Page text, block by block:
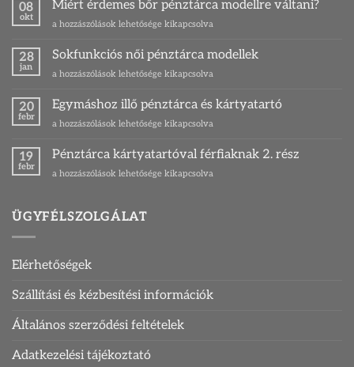
zsákmányhala
egy
különleges
bejegyzéshez
08
okt
Miért érdemes bőr pénztárca modellre váltani?
Miért
bőr
modellre
bejegyzéshez
a hozzászólások lehetősége kikapcsolva
28
jan
Sokfunkciós női pénztárca modellek
Sokfunkciós
pénztárca
modellek
bejegyzéshez
a hozzászólások lehetősége kikapcsolva
20
febr
Egymáshoz illő pénztárca és kártyatartó
Egymáshoz
pénztárca
kártyatartó
a hozzászólások lehetősége kikapcsolva
19
febr
Pénztárca kártyatartóval férfiaknak 2. rész
Pénztárca
2.
a hozzászólások lehetősége kikapcsolva
ÜGYFÉLSZOLGÁLAT
Elérhetőségek
Szállítási és kézbesítési információk
Általános szerződési feltételek
Adatkezelési tájékoztató